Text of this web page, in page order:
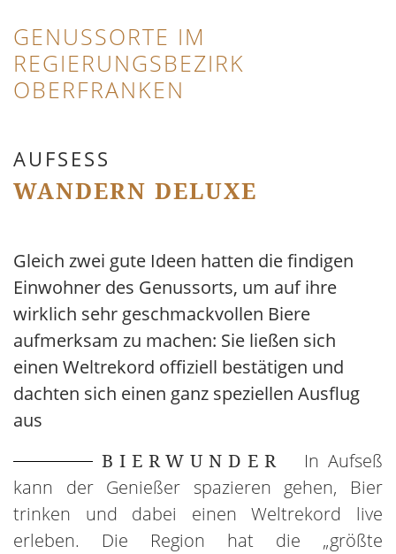
GENUSSORTE IM
REGIERUNGSBEZIRK
OBERFRANKEN
AUFSESS
WANDERN DELUXE
Gleich zwei gute Ideen hatten die findigen
Einwohner des Genussorts, um auf ihre
wirklich sehr geschmackvollen Biere
aufmerksam zu machen: Sie ließen sich
einen Weltrekord offiziell bestätigen und
dachten sich einen ganz speziellen Ausflug
aus
BIERWUNDER
In Aufseß
kann der Genießer spazieren gehen, Bier
trinken und dabei einen Weltrekord live
erleben. Die Region hat die „größte